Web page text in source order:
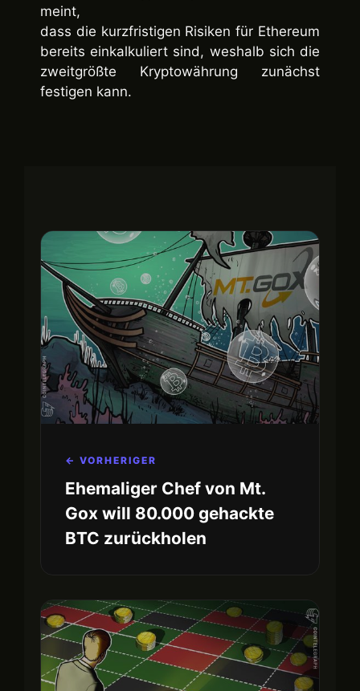
meint,
dass die kurzfristigen Risiken für Ethereum
bereits einkalkuliert sind, weshalb sich die
zweitgrößte Kryptowährung zunächst
festigen kann.
← VORHERIGER
Ehemaliger Chef von Mt.
Gox will 80.000 gehackte
BTC zurückholen